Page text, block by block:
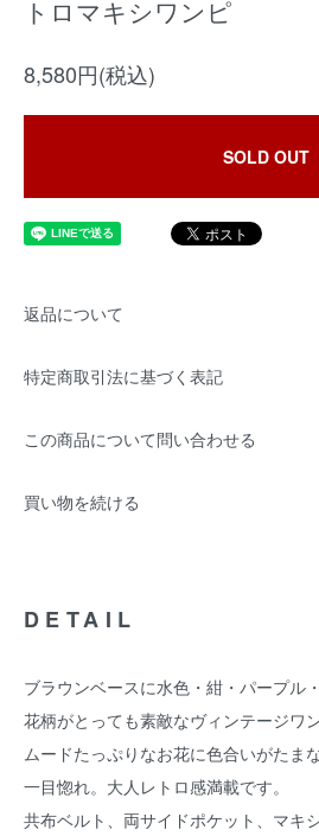
トロマキシワンピ
8,580円(税込)
SOLD OUT
返品について
特定商取引法に基づく表記
この商品について問い合わせる
買い物を続ける
DETAIL
ブラウンベースに水色・紺・パープル
花柄がとっても素敵なヴィンテージワ
ムードたっぷりなお花に色合いがたま
一目惚れ。大人レトロ感満載です。
共布ベルト、両サイドポケット、マキ